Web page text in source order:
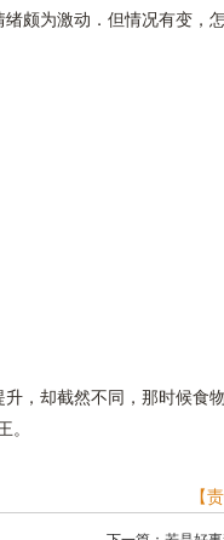
颇为激动．但情况有变，
，却截然不同，那时候食
。
【